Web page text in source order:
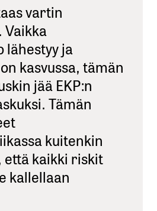
vartin
lähestyy ja
kasvussa, tämän
jää EKP:n
Tämän
kuitenkin
että kaikki riskit
kallellaan